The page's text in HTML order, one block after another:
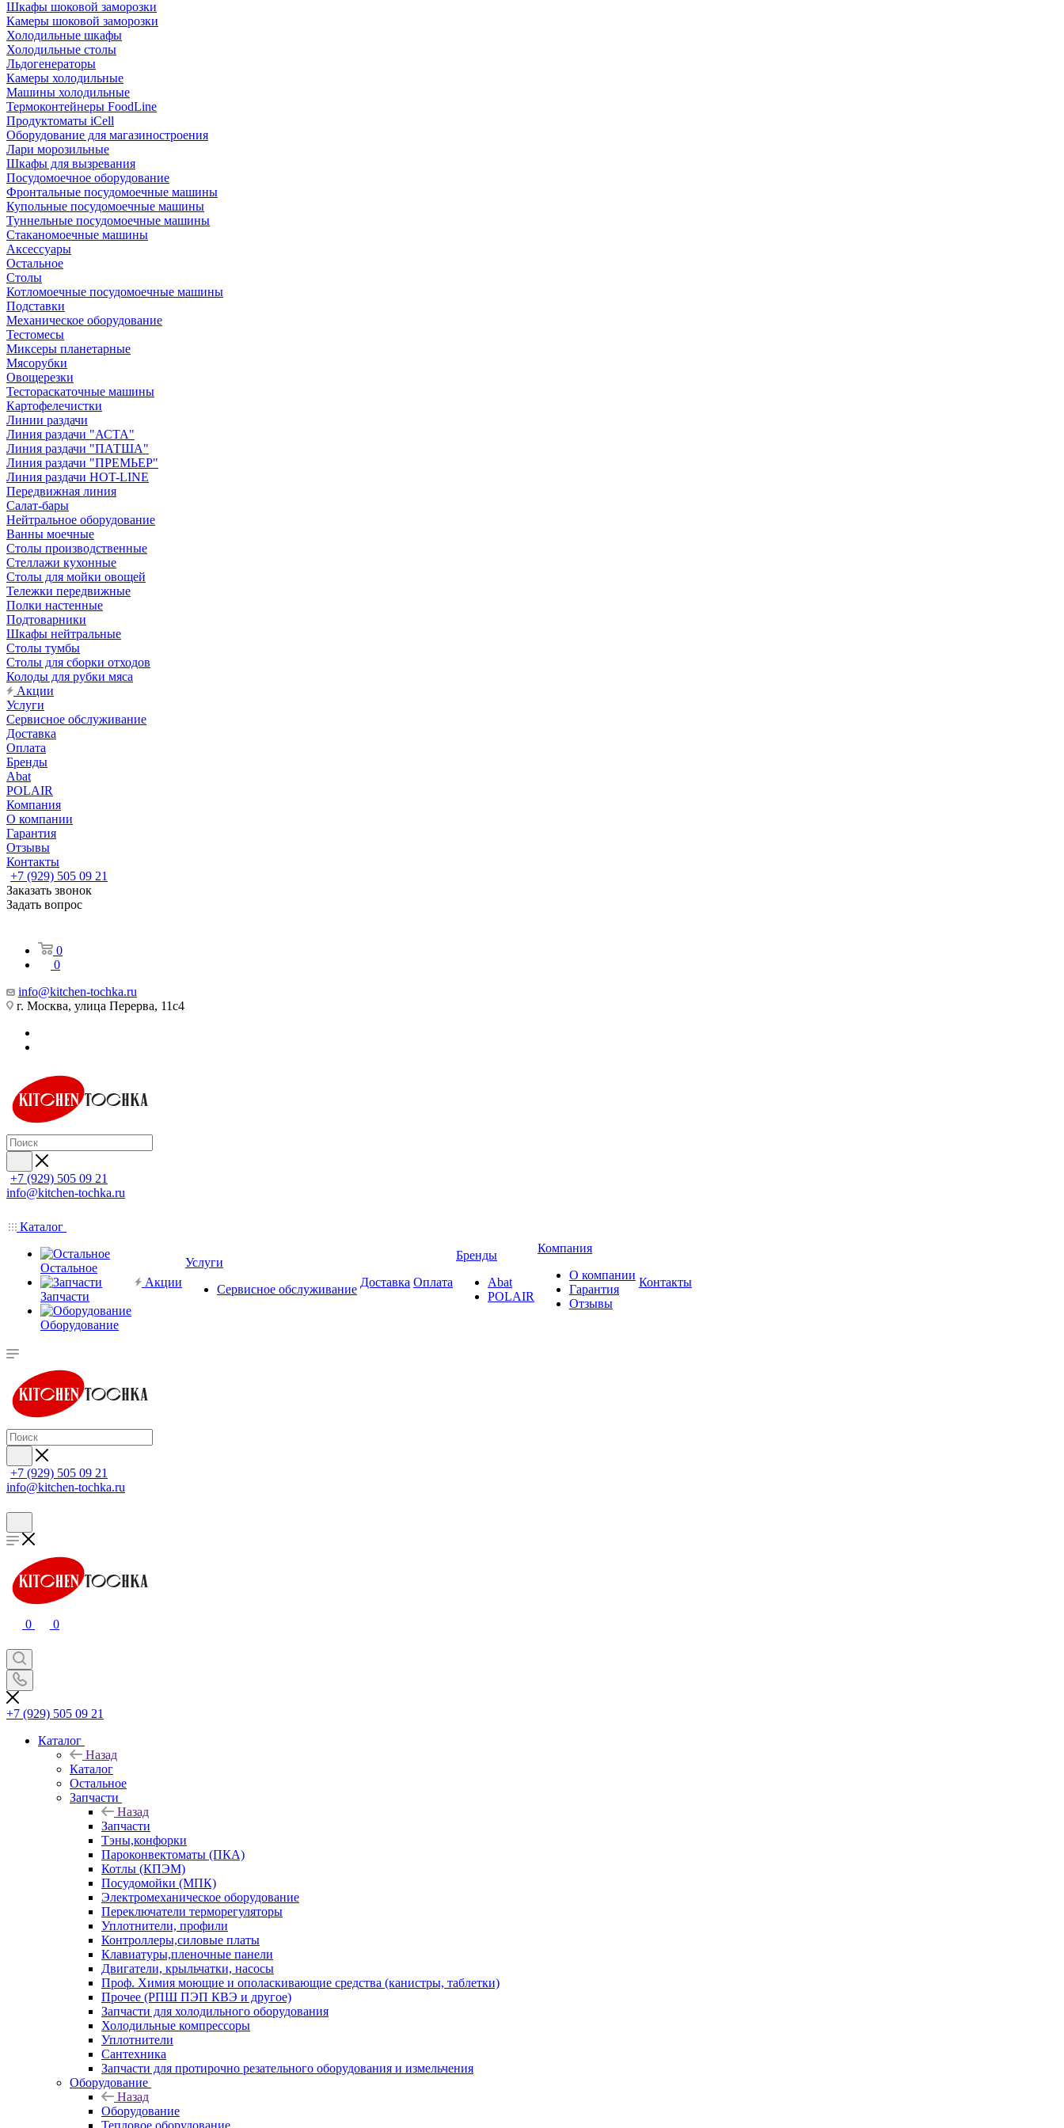
Шкафы шоковой заморозки
Камеры шоковой заморозки
Холодильные шкафы
Холодильные столы
Льдогенераторы
Камеры холодильные
Машины холодильные
Термоконтейнеры FoodLine
Продуктоматы iCell
Оборудование для магазиностроения
Лари морозильные
Шкафы для вызревания
Посудомоечное оборудование
Фронтальные посудомоечные машины
Купольные посудомоечные машины
Туннельные посудомоечные машины
Стаканомоечные машины
Аксессуары
Остальное
Столы
Котломоечные посудомоечные машины
Подставки
Механическое оборудование
Тестомесы
Миксеры планетарные
Мясорубки
Овощерезки
Тестораскаточные машины
Картофелечистки
Линии раздачи
Линия раздачи "АСТА"
Линия раздачи "ПАТША"
Линия раздачи "ПРЕМЬЕР"
Линия раздачи HOT-LINE
Передвижная линия
Салат-бары
Нейтральное оборудование
Ванны моечные
Столы производственные
Стеллажи кухонные
Столы для мойки овощей
Тележки передвижные
Полки настенные
Подтоварники
Шкафы нейтральные
Столы тумбы
Столы для сборки отходов
Колоды для рубки мяса
Акции
Услуги
Сервисное обслуживание
Доставка
Оплата
Бренды
Abat
POLAIR
Компания
О компании
Гарантия
Отзывы
Контакты
+7 (929) 505 09 21
Заказать звонок
Задать вопрос
0
0
info@kitchen-tochka.ru
г. Москва, улица Перерва, 11с4
+7 (929) 505 09 21
info@kitchen-tochka.ru
Каталог
Остальное
Запчасти
Оборудование
Акции
Услуги
Сервисное обслуживание
Доставка Оплата
Бренды
Abat
POLAIR
Компания
О компании
Гарантия
Отзывы
Контакты
+7 (929) 505 09 21
info@kitchen-tochka.ru
0 0
+7 (929) 505 09 21
Каталог
Назад
Каталог
Остальное
Запчасти
Назад
Запчасти
Тэны,конфорки
Пароконвектоматы (ПКА)
Котлы (КПЭМ)
Посудомойки (МПК)
Электромеханическое оборудование
Переключатели терморегуляторы
Уплотнители, профили
Контроллеры,силовые платы
Клавиатуры,пленочные панели
Двигатели, крыльчатки, насосы
Проф. Химия моющие и ополаскивающие средства (канистры, таблетки)
Прочее (РПШ ПЭП КВЭ и другое)
Запчасти для холодильного оборудования
Холодильные компрессоры
Уплотнители
Сантехника
Запчасти для протирочно резательного оборудования и измельчения
Оборудование
Назад
Оборудование
Тепловое оборудование